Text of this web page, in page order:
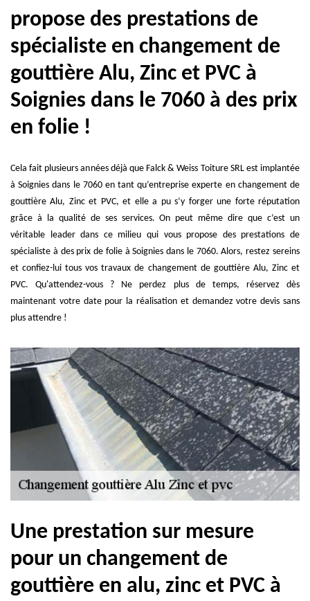
propose des prestations de
spécialiste en changement de
gouttière Alu, Zinc et PVC à
Soignies dans le 7060 à des prix
en folie !
Cela fait plusieurs années déjà que Falck & Weiss Toiture SRL est implantée
à Soignies dans le 7060 en tant qu’entreprise experte en changement de
gouttière Alu, Zinc et PVC, et elle a pu s’y forger une forte réputation
grâce à la qualité de ses services. On peut même dire que c’est un
véritable leader dans ce milieu qui vous propose des prestations de
spécialiste à des prix de folie à Soignies dans le 7060. Alors, restez sereins
et confiez-lui tous vos travaux de changement de gouttière Alu, Zinc et
PVC. Qu'attendez-vous ? Ne perdez plus de temps, réservez dès
maintenant votre date pour la réalisation et demandez votre devis sans
plus attendre !
Une prestation sur mesure
pour un changement de
gouttière en alu, zinc et PVC à